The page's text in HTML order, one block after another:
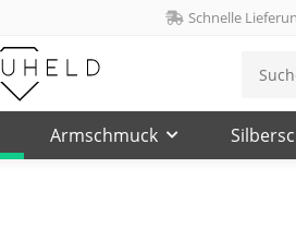
Schnelle
Armschmuck